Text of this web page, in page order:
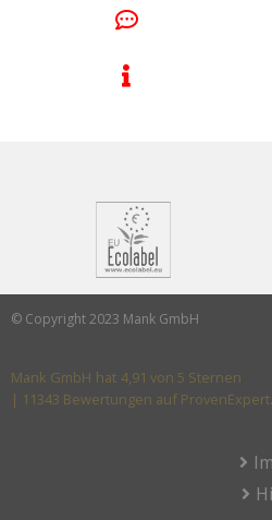
© Copyright 2023 Mank GmbH
Mank GmbH hat 4,91 von 5 Sternen
| 11343 Bewertungen auf